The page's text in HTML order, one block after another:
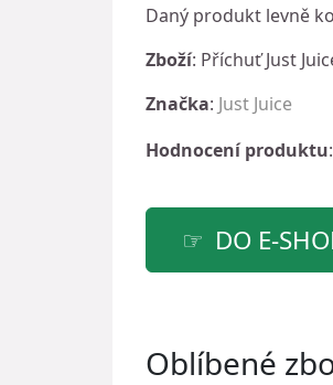
Daný produkt levně
Zboží: Příchuť Just
Značka: Just Juice
Hodnocení produktu:
DO E-
Oblíbené